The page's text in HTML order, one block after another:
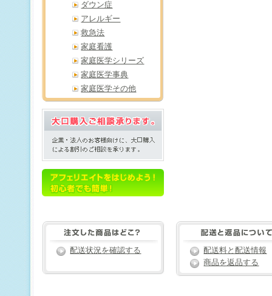
ダウン症
アレルギー
救急法
家庭看護
家庭医学シリーズ
家庭医学事典
家庭医学その他
配送状況を確認する
配送料と配送情報
商品を返品する